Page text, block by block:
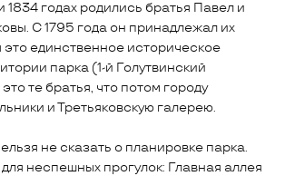
1834 годах родились братья Павел и
С 1795 года он принадлежал их
это единственное историческое
парка (1-й Голутвинский
те братья, что потом городу
и Третьяковскую галерею.
не сказать о планировке парка.
неспешных прогулок: Главная аллея